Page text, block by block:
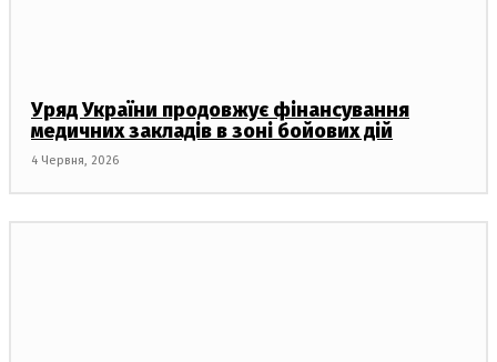
Уряд України продовжує фінансування
медичних закладів в зоні бойових дій
4 Червня, 2026